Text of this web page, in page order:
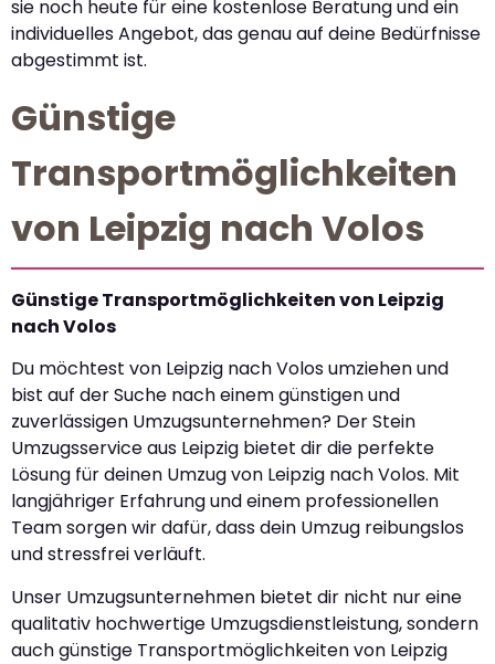
sie noch heute für eine kostenlose Beratung und ein
individuelles Angebot, das genau auf deine Bedürfnisse
abgestimmt ist.
Günstige
Transportmöglichkeiten
von Leipzig nach Volos
Günstige Transportmöglichkeiten von Leipzig
nach Volos
Du möchtest von Leipzig nach Volos umziehen und
bist auf der Suche nach einem günstigen und
zuverlässigen Umzugsunternehmen? Der Stein
Umzugsservice aus Leipzig bietet dir die perfekte
Lösung für deinen Umzug von Leipzig nach Volos. Mit
langjähriger Erfahrung und einem professionellen
Team sorgen wir dafür, dass dein Umzug reibungslos
und stressfrei verläuft.
Unser Umzugsunternehmen bietet dir nicht nur eine
qualitativ hochwertige Umzugsdienstleistung, sondern
auch günstige Transportmöglichkeiten von Leipzig